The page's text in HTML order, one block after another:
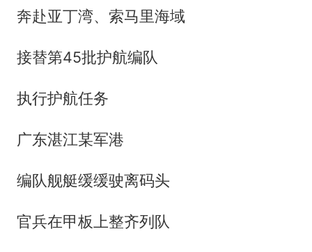
奔赴亚丁湾、索马里海域
接替第45批护航编队
执行护航任务
广东湛江某军港
编队舰艇缓缓驶离码头
官兵在甲板上整齐列队